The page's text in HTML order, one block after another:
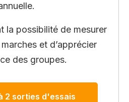
la possibilité de mesurer
et d’apprécier
des groupes.
2 sorties d'essais